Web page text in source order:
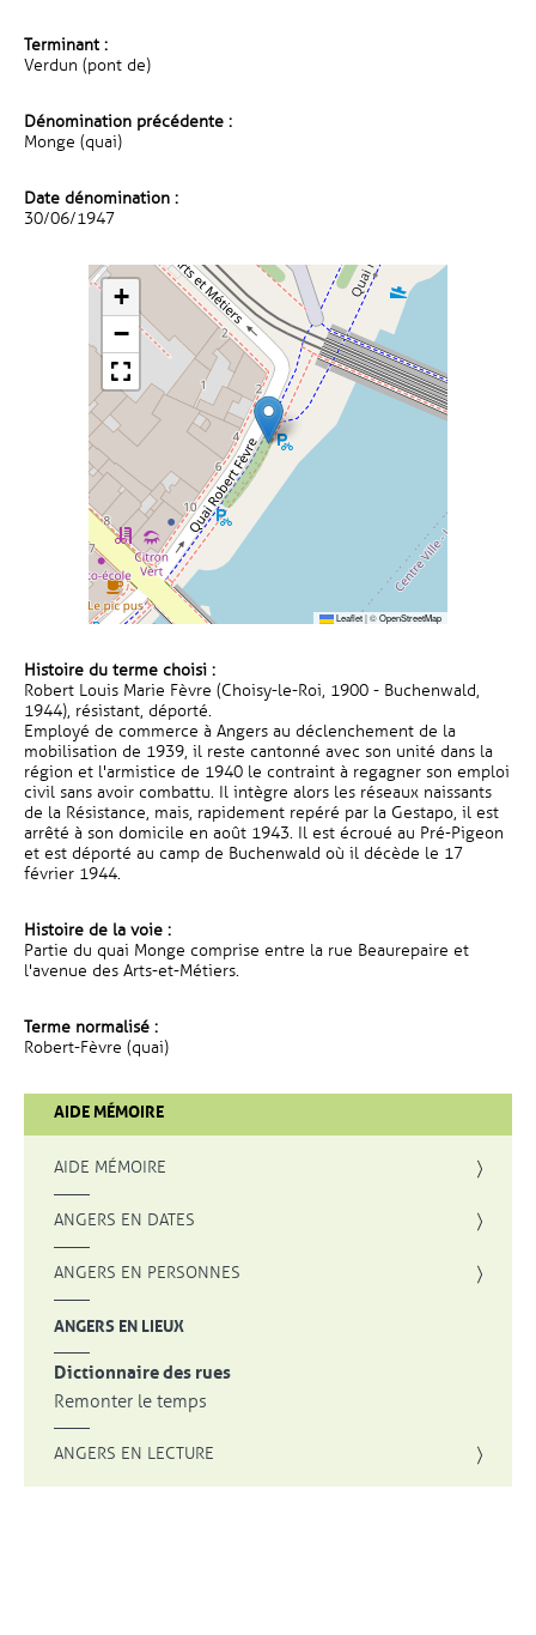
Terminant :
Verdun (pont de)
Dénomination précédente :
Monge (quai)
Date dénomination :
30/06/1947
+
−
Leaflet|©OpenStreetMap
Histoire du terme choisi :
Robert Louis Marie Fèvre (Choisy-le-Roi, 1900 - Buchenwald,
1944), résistant, déporté.
Employé de commerce à Angers au déclenchement de la
mobilisation de 1939, il reste cantonné avec son unité dans la
région et l'armistice de 1940 le contraint à regagner son emploi
civil sans avoir combattu. Il intègre alors les réseaux naissants
de la Résistance, mais, rapidement repéré par la Gestapo, il est
arrêté à son domicile en août 1943. Il est écroué au Pré-Pigeon
et est déporté au camp de Buchenwald où il décède le 17
février 1944.
Histoire de la voie :
Partie du quai Monge comprise entre la rue Beaurepaire et
l'avenue des Arts-et-Métiers.
Terme normalisé :
Robert-Fèvre (quai)
AIDE MÉMOIRE
AIDE MÉMOIRE
ANGERS EN DATES
ANGERS EN PERSONNES
ANGERS EN LIEUX
Dictionnaire des rues
Remonter le temps
ANGERS EN LECTURE